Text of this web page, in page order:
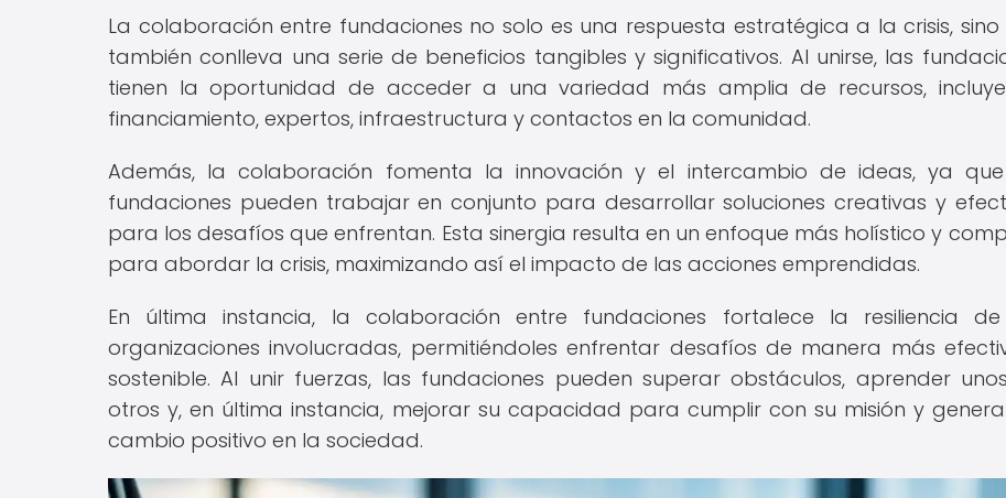
La colaboración entre fundaciones no solo es una respuesta estratégica a la crisis, sino
también conlleva una serie de beneficios tangibles y significativos. Al unirse, las
tienen la oportunidad de acceder a una variedad más amplia de recursos,
financiamiento, expertos, infraestructura y contactos en la comunidad.
Además, la colaboración fomenta la innovación y el intercambio de ideas, ya
fundaciones pueden trabajar en conjunto para desarrollar soluciones creativas y
para los desafíos que enfrentan. Esta sinergia resulta en un enfoque más holístico y
para abordar la crisis, maximizando así el impacto de las acciones emprendidas.
En última instancia, la colaboración entre fundaciones fortalece la resiliencia
organizaciones involucradas, permitiéndoles enfrentar desafíos de manera más
sostenible. Al unir fuerzas, las fundaciones pueden superar obstáculos, aprender
otros y, en última instancia, mejorar su capacidad para cumplir con su misión y
cambio positivo en la sociedad.